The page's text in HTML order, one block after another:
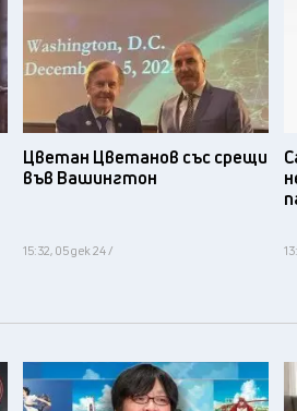
Цветан Цветанов със срещи
във Вашингтон
15:32, 05 дек 24 /